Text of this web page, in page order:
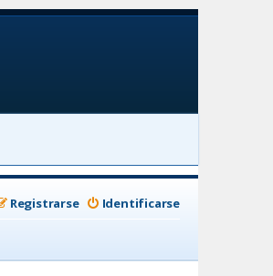
Identificarse
Registrarse